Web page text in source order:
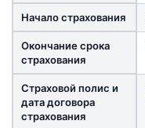
Начало страхования
Окончание срока
страхования
Страховой полис и
дата договора
страхования